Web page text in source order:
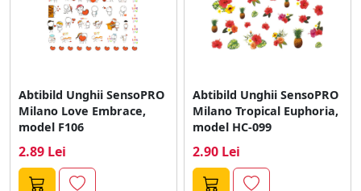
Abtibild Unghii SensoPRO
Milano Love Embrace,
model F106
2.89 Lei
Abtibild Unghii SensoPRO
Milano Tropical Euphoria,
model HC-099
2.90 Lei